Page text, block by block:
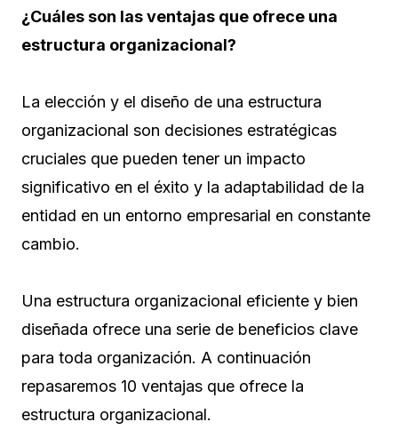
¿Cuáles son las ventajas que ofrece una
estructura organizacional?
La elección y el diseño de una estructura
organizacional son decisiones estratégicas
cruciales que pueden tener un impacto
significativo en el éxito y la adaptabilidad de la
entidad en un entorno empresarial en constante
cambio.
Una estructura organizacional eficiente y bien
diseñada ofrece una serie de beneficios clave
para toda organización. A continuación
repasaremos 10 ventajas que ofrece la
estructura organizacional.